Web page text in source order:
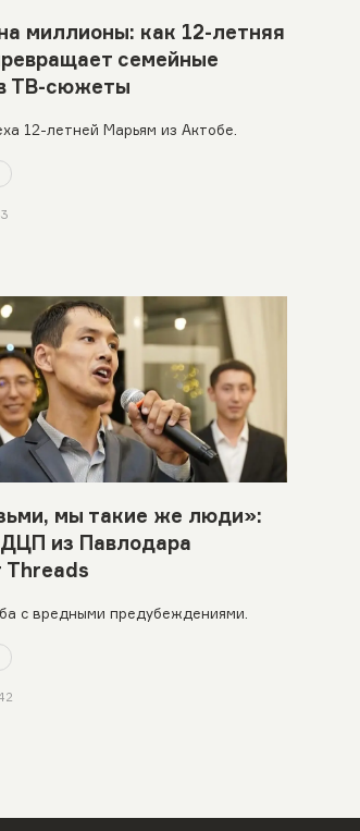
миллионы: как 12-летняя
семейные
ТВ-сюжеты
12-летней Марьям из Актобе.
мы такие же люди»:
из Павлодара
Threads
с вредными предубеждениями.